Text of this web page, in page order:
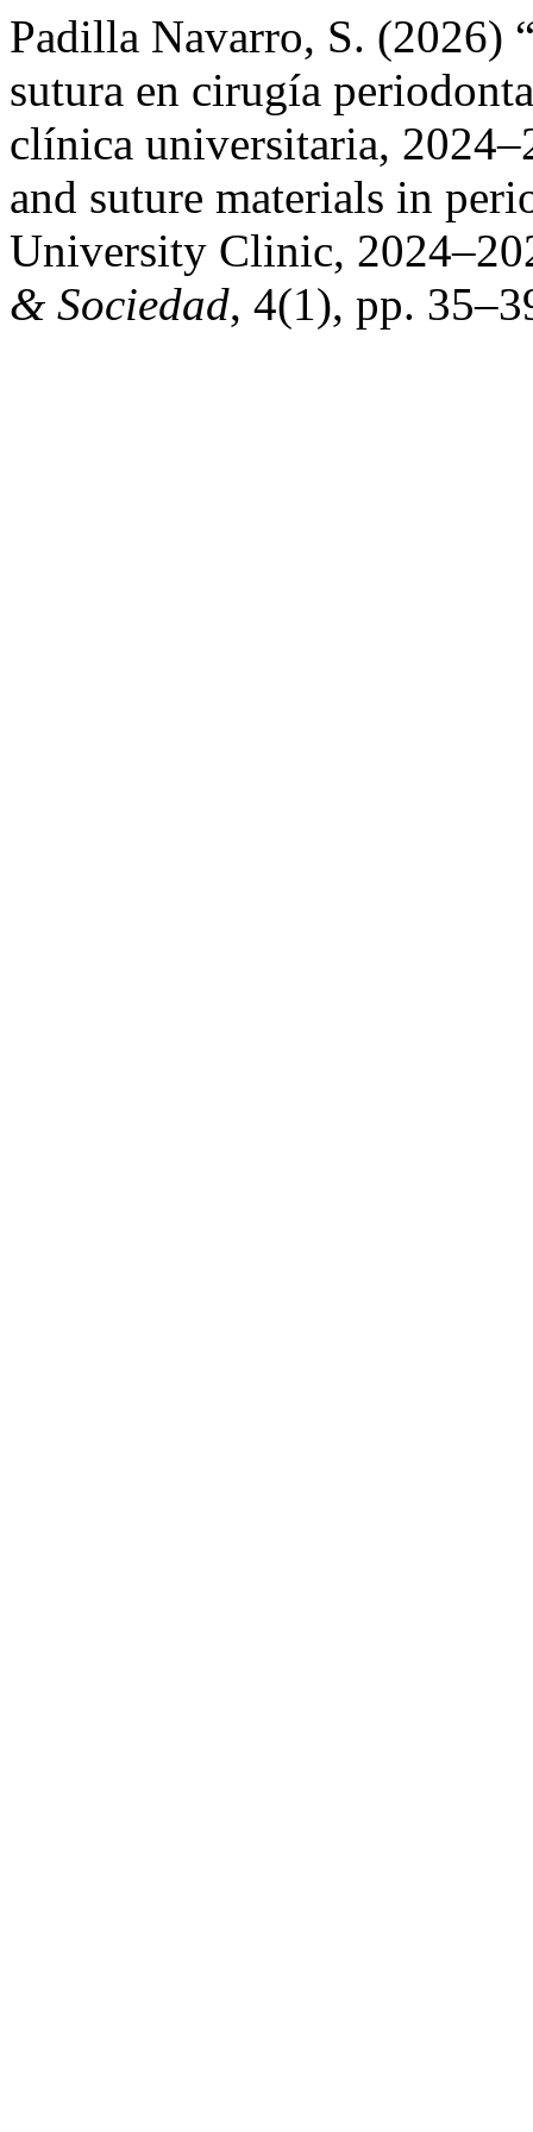
Padilla Navarro, S. (2026)
sutura en cirugía
clínica universitaria,
and suture materials in
University Clinic,
& Sociedad, 4(1), pp.